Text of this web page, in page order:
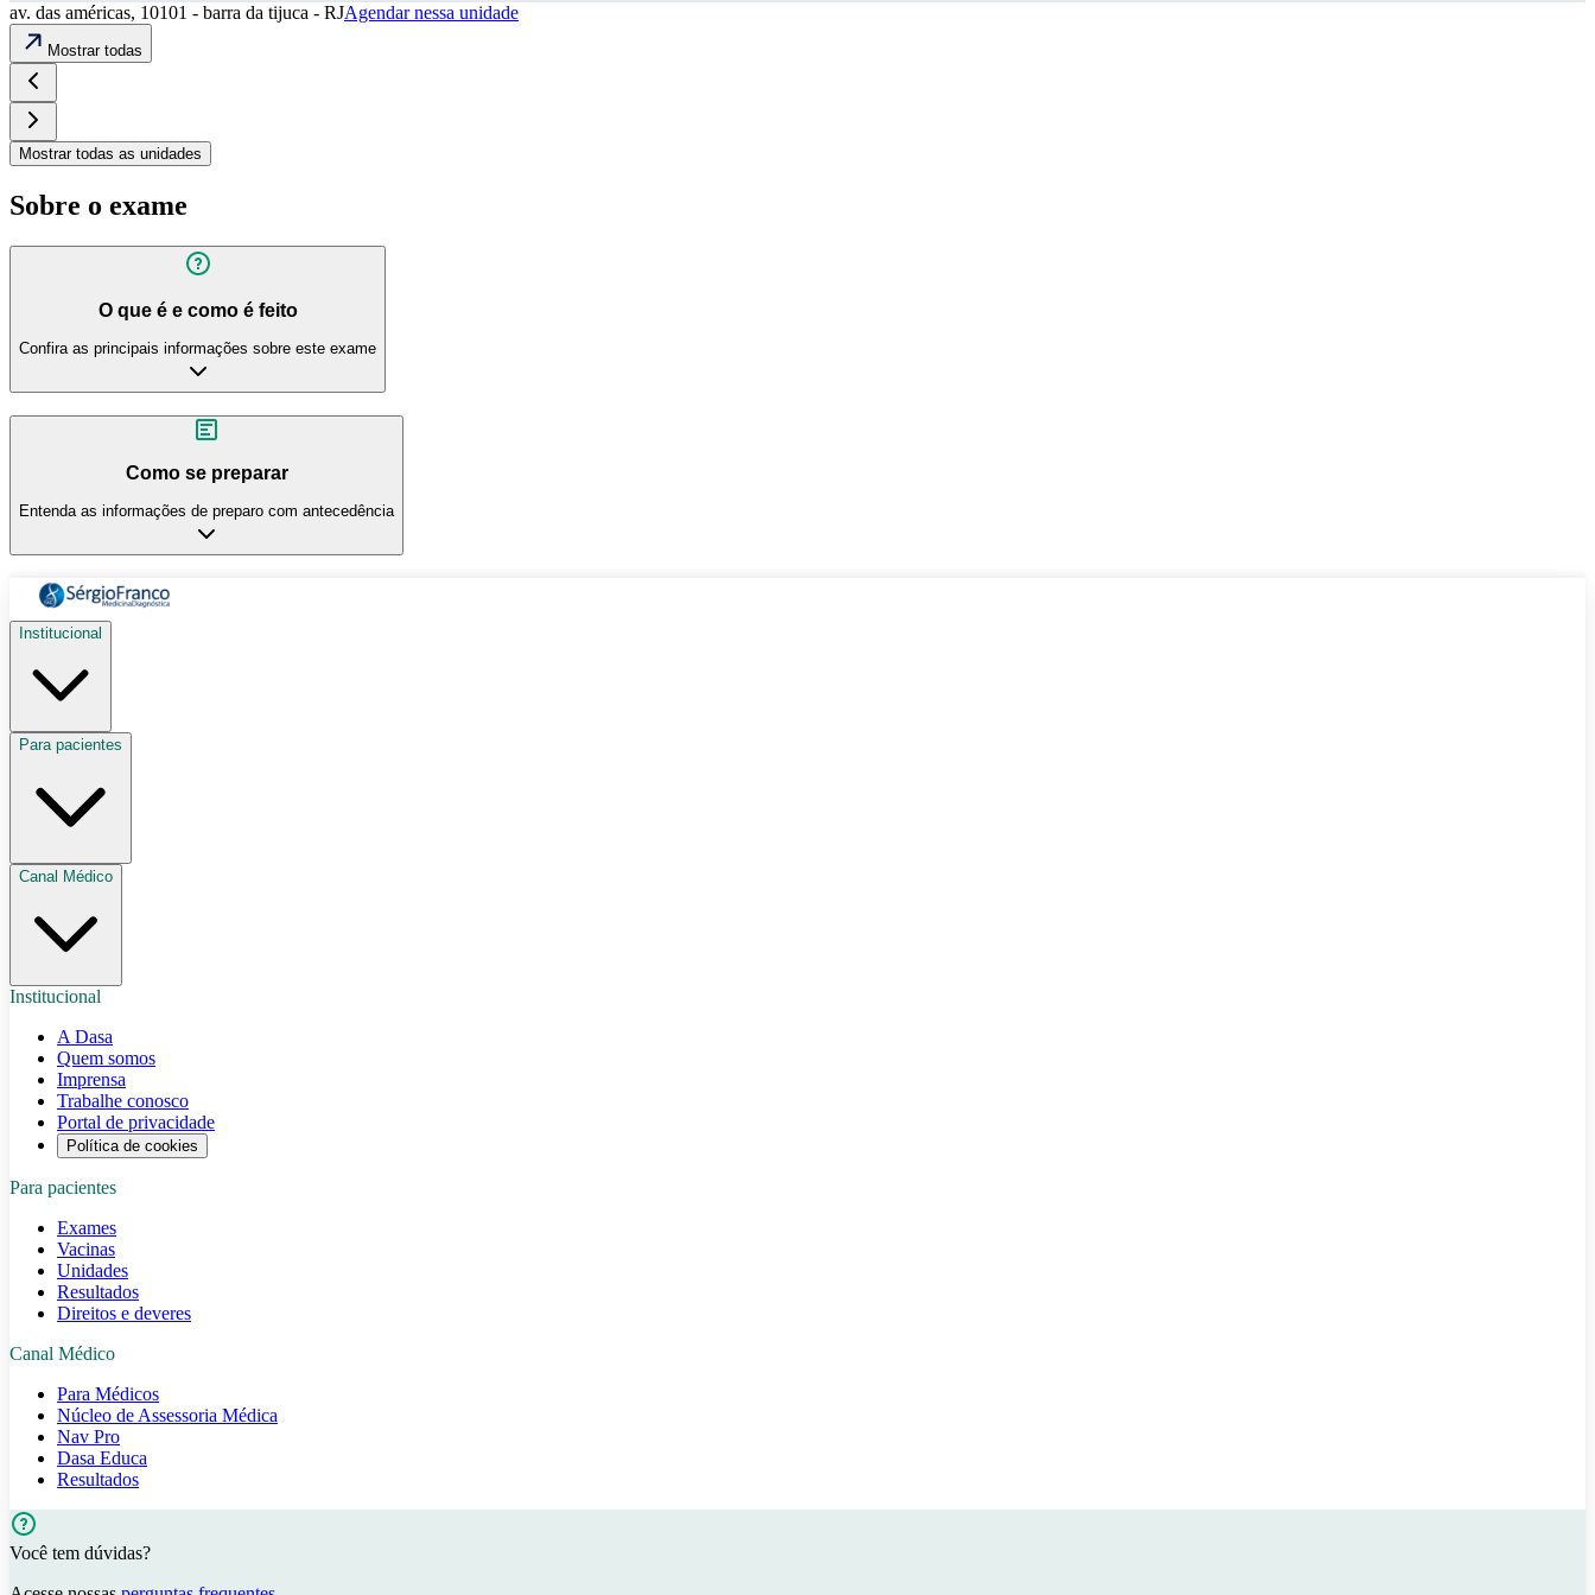
av. das américas, 10101 - barra da tijuca - RJAgendar nessa unidade
Mostrar todas
Mostrar todas as unidades
Sobre o exame
O que é e como é feito
Confira as principais informações sobre este exame
Como se preparar
Entenda as informações de preparo com antecedência
Institucional
Para pacientes
Canal Médico
Institucional
A Dasa
Quem somos
Imprensa
Trabalhe conosco
Portal de privacidade
Política de cookies
Para pacientes
Exames
Vacinas
Unidades
Resultados
Direitos e deveres
Canal Médico
Para Médicos
Núcleo de Assessoria Médica
Nav Pro
Dasa Educa
Resultados
Você tem dúvidas?